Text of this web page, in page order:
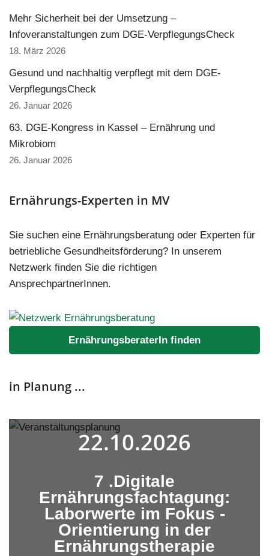
Mehr Sicherheit bei der Umsetzung –
Infoveranstaltungen zum DGE-VerpflegungsCheck
18. März 2026
Gesund und nachhaltig verpflegt mit dem DGE-
VerpflegungsCheck
26. Januar 2026
63. DGE-Kongress in Kassel – Ernährung und
Mikrobiom
26. Januar 2026
Ernährungs-Experten in MV
Sie suchen eine Ernährungsberatung oder Experten für
betriebliche Gesundheitsförderung? In unserem
Netzwerk finden Sie die richtigen
AnsprechpartnerInnen.
ErnährungsberaterIn finden
in Planung ...
22.10.2026
7 .Digitale
Ernährungsfachtagung:
Laborwerte im Fokus -
Orientierung in der
Ernährungstherapie